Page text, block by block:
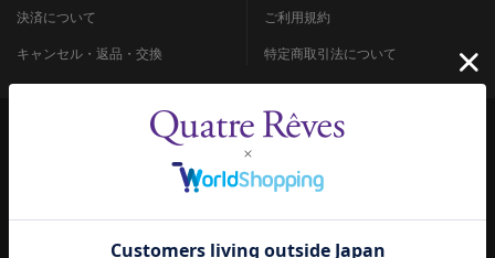
決済について
キャンセル・返品・交換
ご利用規約
特定商取引法について